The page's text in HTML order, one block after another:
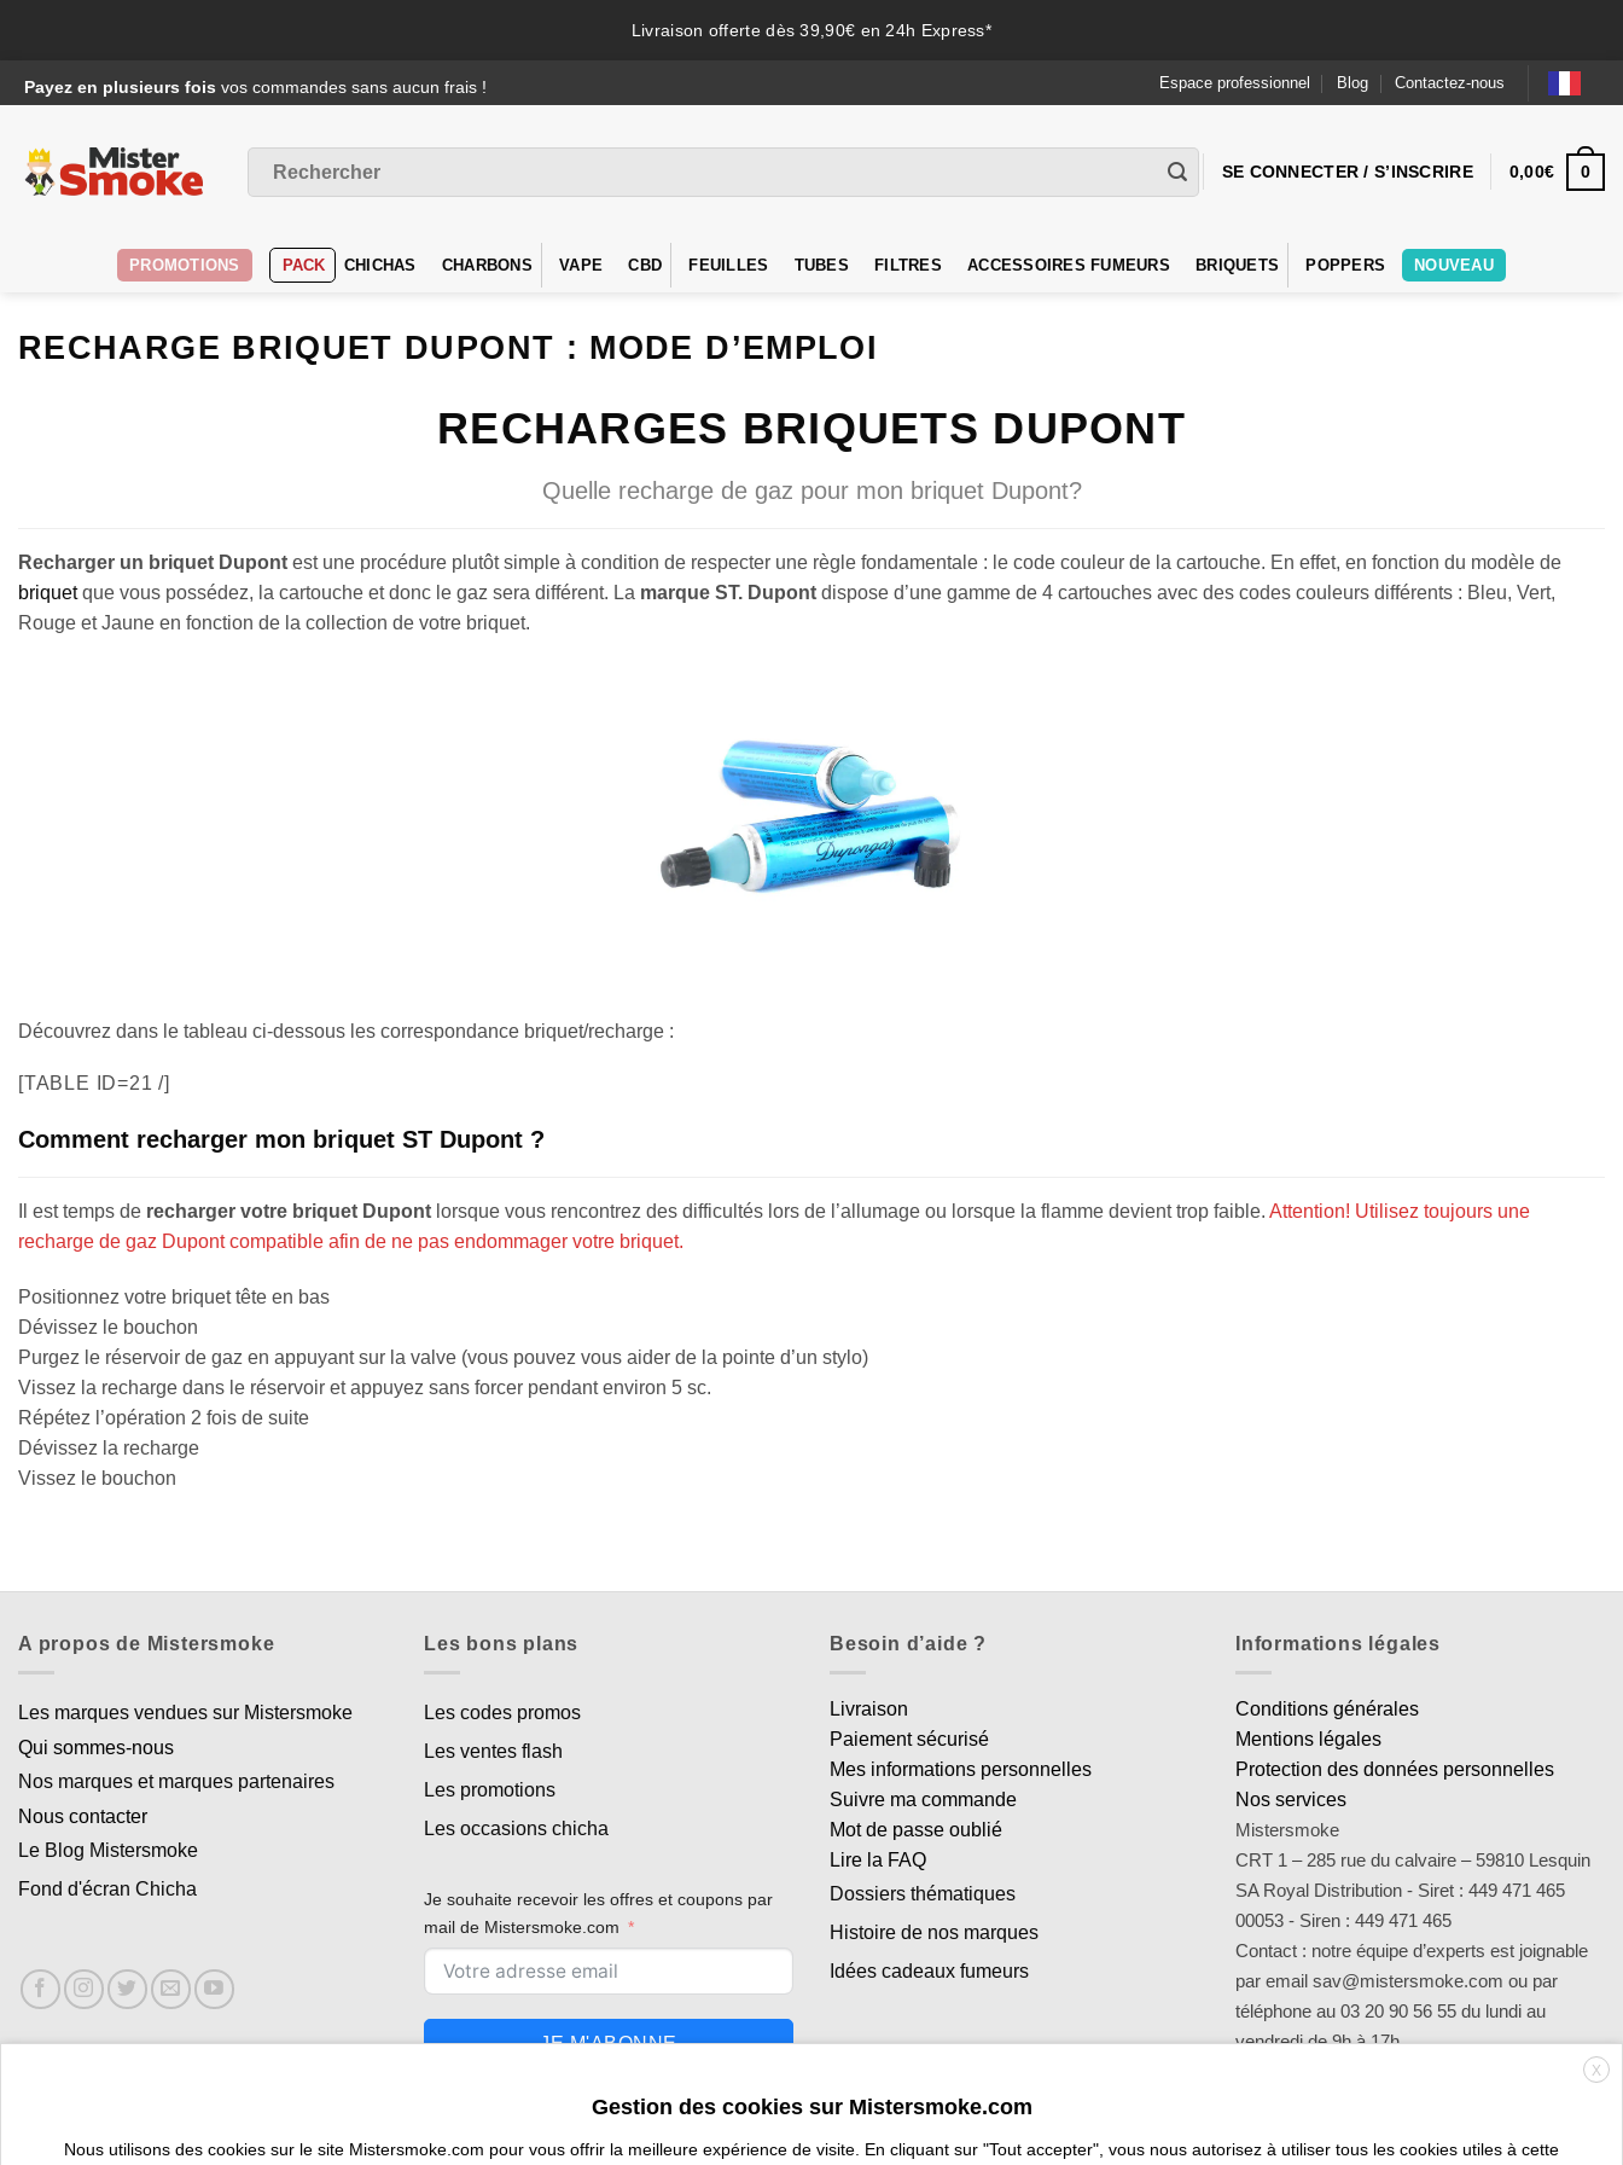
Livraison offerte dès 39,90€ en 24h Express*
au
Payez en plusieurs fois vos commandes sans aucun frais ! Espace professionnel Blog Contactez-nous
pour :
SE CONNECTER / S’INSCRIRE 0,00€ 0
PROMOTIONS PACK CHICHAS CHARBONS VAPE CBD FEUILLES TUBES FILTRES ACCESSOIRES FUMEURS BRIQUETS POPPERS NOUVEAU
RECHARGE BRIQUET DUPONT : MODE D’EMPLOI
RECHARGES BRIQUETS DUPONT
Quelle recharge de gaz pour mon briquet Dupont?
Recharger un briquet Dupont est une procédure plutôt simple à condition de respecter une règle fondamentale : le code couleur de la cartouche. En effet, en fonction du modèle de
briquetque vous possédez, la cartouche et donc le gaz sera différent. La marque ST. Dupont dispose d’une gamme de 4 cartouches avec des codes couleurs différents : Bleu, Vert,
Rouge et Jaune en fonction de la collection de votre briquet.
Découvrez dans le tableau ci-dessous les correspondance briquet/recharge :
[TABLE ID=21 /]
Comment recharger mon briquet ST Dupont ?
Il est temps de recharger votre briquet Dupont lorsque vous rencontrez des difficultés lors de l’allumage ou lorsque la flamme devient trop faible. Attention! Utilisez toujours une
recharge de gaz Dupont compatible afin de ne pas endommager votre briquet.
Positionnez votre briquet tête en bas
Dévissez le bouchon
Purgez le réservoir de gaz en appuyant sur la valve (vous pouvez vous aider de la pointe d’un stylo)
Vissez la recharge dans le réservoir et appuyez sans forcer pendant environ 5 sc.
Répétez l’opération 2 fois de suite
Dévissez la recharge
Vissez le bouchon
A propos de Mistersmoke
Les marques vendues sur Mistersmoke
Qui sommes-nous
Nos marques et marques partenaires
Nous contacter
Le Blog Mistersmoke
Fond d'écran Chicha
Les bons plans
Les codes promos
Les ventes flash
Les promotions
Les occasions chicha
Je souhaite recevoir les offres et coupons par
mail de Mistersmoke.com
JE M'ABONNE
Besoin d’aide ?
Livraison
Paiement sécurisé
Mes informations personnelles
Suivre ma commande
Mot de passe oublié
Lire la FAQ
Dossiers thématiques
Histoire de nos marques
Idées cadeaux fumeurs
Informations légales
Conditions générales
Mentions légales
Protection des données personnelles
Nos services
Mistersmoke
CRT 1 – 285 rue du calvaire – 59810 Lesquin
SA Royal Distribution - Siret : 449 471 465
00053 - Siren : 449 471 465
Contact : notre équipe d’experts est joignable
par email sav@mistersmoke.com ou par
téléphone au 03 20 90 56 55 du lundi au
vendredi de 9h à 17h.
X
Gestion des cookies sur Mistersmoke.com
Nous utilisons des cookies sur le site Mistersmoke.com pour vous offrir la meilleure expérience de visite. En cliquant sur "Tout accepter", vous nous autorisez à utiliser tous les cookies utiles à cette